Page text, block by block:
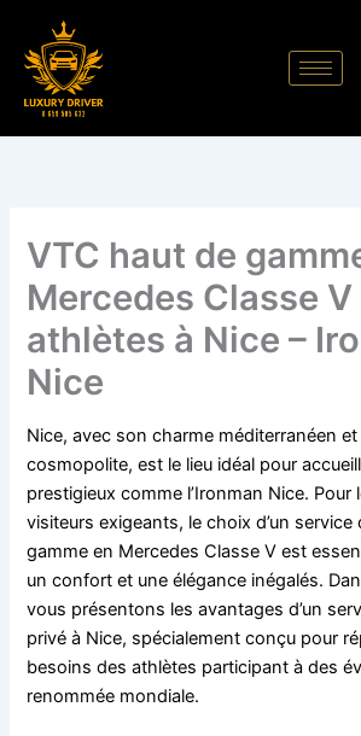
contenu
VTC haut de
Mercedes Classe
athlètes à Nice –
Nice
Nice, avec son charme méditerranéen
cosmopolite, est le lieu idéal pour
prestigieux comme l’Ironman Nice. Pour
visiteurs exigeants, le choix d’un service
gamme en Mercedes Classe V est
un confort et une élégance inégalés.
vous présentons les avantages d’un
privé à Nice, spécialement conçu pour
besoins des athlètes participant à des
renommée mondiale.